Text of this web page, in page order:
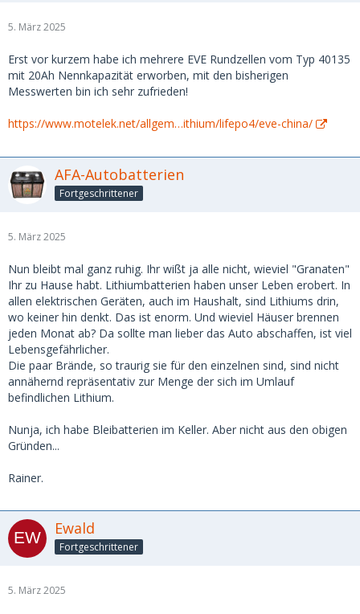
5. März 2025
Erst vor kurzem habe ich mehrere EVE Rundzellen vom Typ 40135
mit 20Ah Nennkapazität erworben, mit den bisherigen
Messwerten bin ich sehr zufrieden!
https://www.motelek.net/allgem…ithium/lifepo4/eve-china/
AFA-Autobatterien
Fortgeschrittener
5. März 2025
Nun bleibt mal ganz ruhig. Ihr wißt ja alle nicht, wieviel "Granaten"
Ihr zu Hause habt. Lithiumbatterien haben unser Leben erobert. In
allen elektrischen Geräten, auch im Haushalt, sind Lithiums drin,
wo keiner hin denkt. Das ist enorm. Und wieviel Häuser brennen
jeden Monat ab? Da sollte man lieber das Auto abschaffen, ist viel
Lebensgefährlicher.
Die paar Brände, so traurig sie für den einzelnen sind, sind nicht
annähernd repräsentativ zur Menge der sich im Umlauf
befindlichen Lithium.
Nunja, ich habe Bleibatterien im Keller. Aber nicht aus den obigen
Gründen...
Rainer.
Ewald
Fortgeschrittener
5. März 2025